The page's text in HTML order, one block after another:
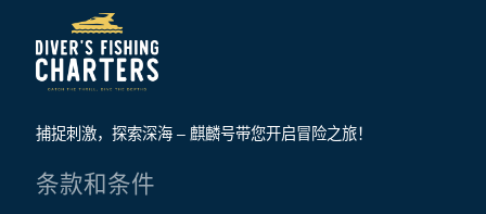
捕捉刺激，探索深海 – 麒麟号带您开启冒险之旅！
条款和条件